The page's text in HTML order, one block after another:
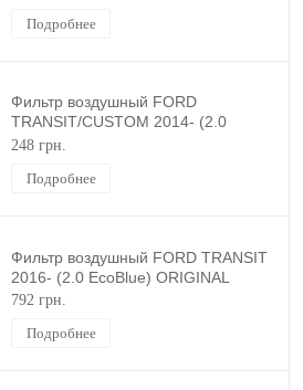
Подробнее
Фильтр воздушный FORD
TRANSIT/CUSTOM 2014- (2.0
EcoBlue) HMPX
248 грн.
Подробнее
Фильтр воздушный FORD TRANSIT
2016- (2.0 EcoBlue) ORIGINAL
792 грн.
Подробнее